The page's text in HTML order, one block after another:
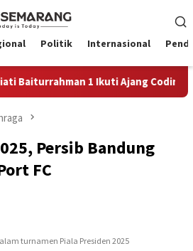
Politik Internasional
1 Ikuti Ajang Coding
Persib Bandung
FC